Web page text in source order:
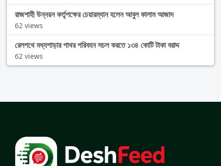
রাজশাহী উন্নয়ন কর্তৃপক্ষের চেয়ারম্যান হলেন আবুল কালাম আজাদ
62 views
রেলপথে মধ্যপাড়ার পাথর পরিবহন সচল করতে ১৩৪ কোটি টাকা বরাদ্দ
62 views